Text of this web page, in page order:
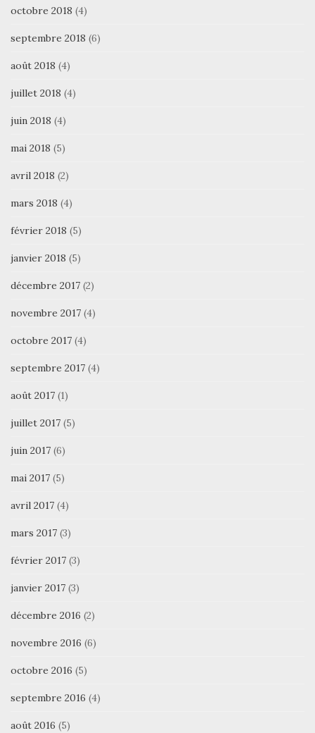
octobre 2018 (4)
septembre 2018 (6)
août 2018 (4)
juillet 2018 (4)
juin 2018 (4)
mai 2018 (5)
avril 2018 (2)
mars 2018 (4)
février 2018 (5)
janvier 2018 (5)
décembre 2017 (2)
novembre 2017 (4)
octobre 2017 (4)
septembre 2017 (4)
août 2017 (1)
juillet 2017 (5)
juin 2017 (6)
mai 2017 (5)
avril 2017 (4)
mars 2017 (3)
février 2017 (3)
janvier 2017 (3)
décembre 2016 (2)
novembre 2016 (6)
octobre 2016 (5)
septembre 2016 (4)
août 2016 (5)